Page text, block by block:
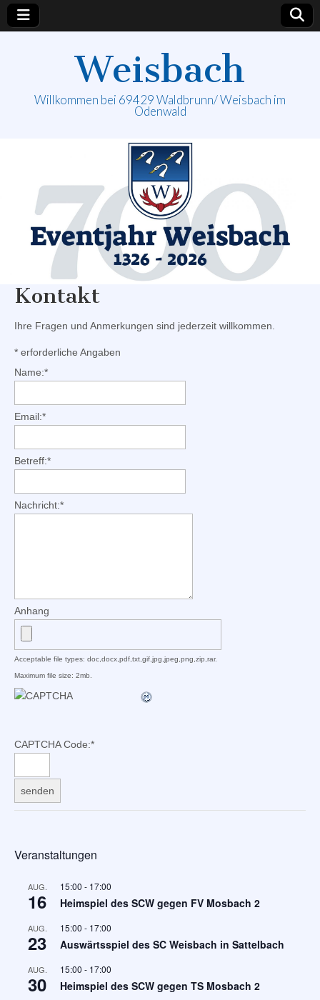
Weisbach
Willkommen bei 69429 Waldbrunn/ Weisbach im
Odenwald
Kontakt
Ihre Fragen und Anmerkungen sind jederzeit willkommen.
* erforderliche Angaben
Name:*
Email:*
Betreff:*
Nachricht:*
Anhang
Acceptable file types: doc,docx,pdf,txt,gif,jpg,jpeg,png,zip,rar.
Maximum file size: 2mb.
CAPTCHA Code:*
Veranstaltungen
AUG.
16
15:00 - 17:00
Heimspiel des SCW gegen FV Mosbach 2
AUG.
23
15:00 - 17:00
Auswärtsspiel des SC Weisbach in Sattelbach
AUG.
30
15:00 - 17:00
Heimspiel des SCW gegen TS Mosbach 2